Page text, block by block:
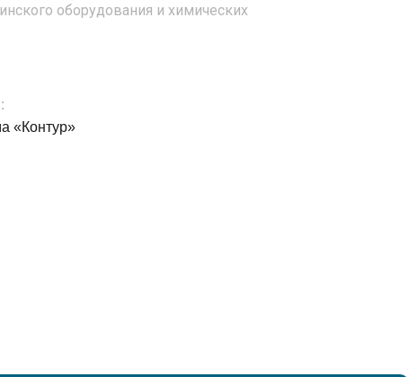
оборудования и химических
«Контур»